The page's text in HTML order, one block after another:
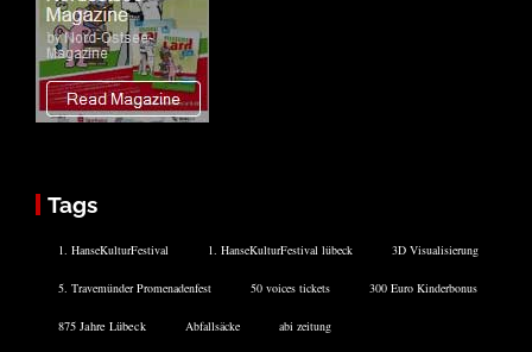
Tags
1. HanseKulturFestival 1. HanseKulturFestival lübeck 3D Visualisierung
5. Travemünder Promenadenfest 50 voices tickets 300 Euro Kinderbonus
875 Jahre Lübeck Abfallsäcke abi zeitung